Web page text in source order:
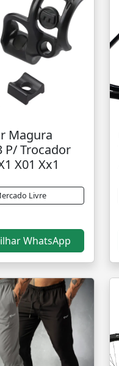
Magura
P/ Trocador
X01 Xx1
Livre
WhatsApp